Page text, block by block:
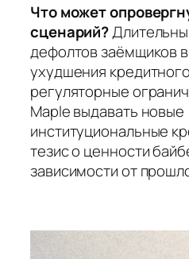
Что может
сценарий?
дефолтов заёмщиков
ухудшения
регуляторные
Maple выдавать новые
институциональные
тезис о ценности
зависимости от